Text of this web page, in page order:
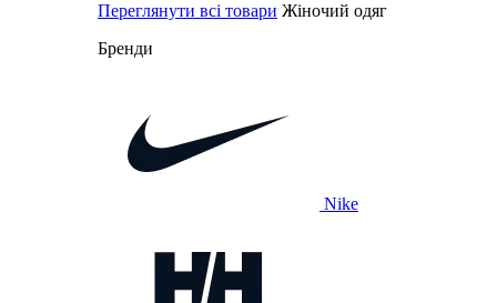
Переглянути всі товари Жіночий одяг
Бренди
Nike